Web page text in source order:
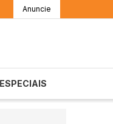
Anuncie
ESPECIAIS